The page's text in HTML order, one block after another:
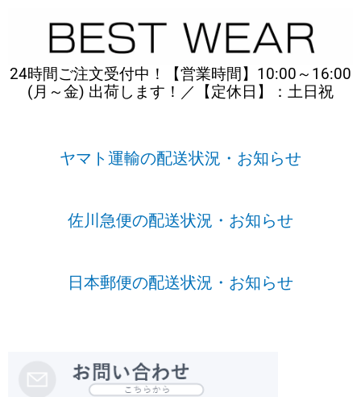
24時間ご注文受付中！【営業時間】10:00～16:00
(月～金) 出荷します！／【定休日】：土日祝
ヤマト運輸の配送状況・お知らせ
佐川急便の配送状況・お知らせ
日本郵便の配送状況・お知らせ